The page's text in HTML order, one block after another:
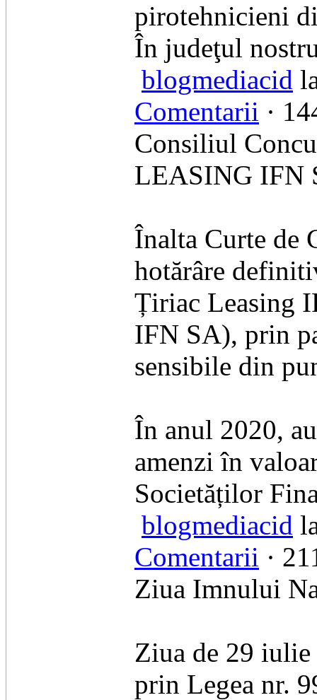
pirotehnicieni
În judeţul
blogmediacid
Comentarii ·
Consiliul
LEASING IFN
Înalta Curte de
hotărâre
Țiriac Leasing
IFN SA), prin
sensibile din
În anul 2020,
amenzi în
Societăților
blogmediacid
Comentarii ·
Ziua Imnului
Ziua de 29
prin Legea nr.